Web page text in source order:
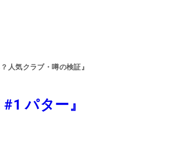
人気クラブ・噂の検証』
パター』